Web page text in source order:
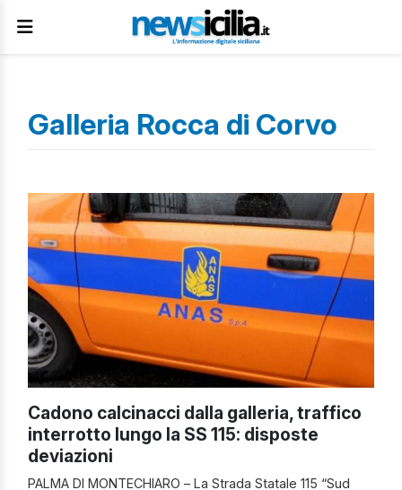
Galleria Rocca di Corvo
Cadono calcinacci dalla galleria, traffico
interrotto lungo la SS 115: disposte
deviazioni
PALMA DI MONTECHIARO – La Strada Statale 115 “Sud